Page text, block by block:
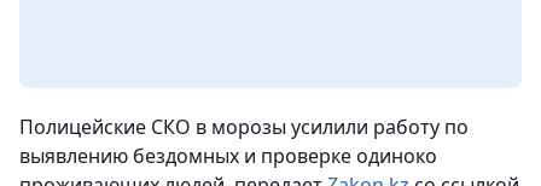
Полицейские СКО в морозы усилили работу по
выявлению бездомных и проверке одиноко